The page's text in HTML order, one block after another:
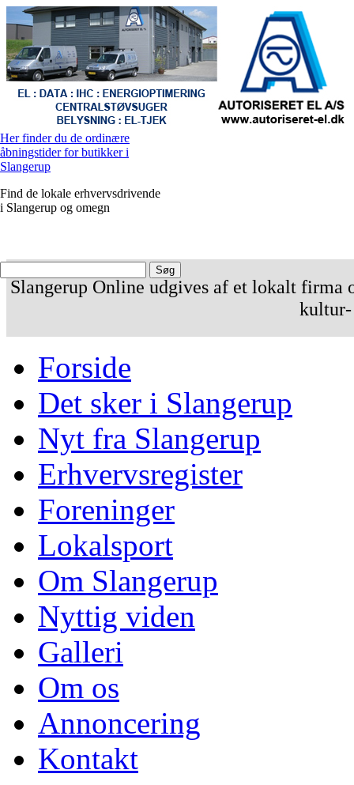
Her finder du de ordinære
åbningstider for butikker i
Slangerup
Find de lokale erhvervsdrivende
i Slangerup og omegn
Slangerup Online udgives af et lokalt
Forside
Det sker i Slangerup
Nyt fra Slangerup
Erhvervsregister
Foreninger
Lokalsport
Om Slangerup
Nyttig viden
Galleri
Om os
Annoncering
Kontakt